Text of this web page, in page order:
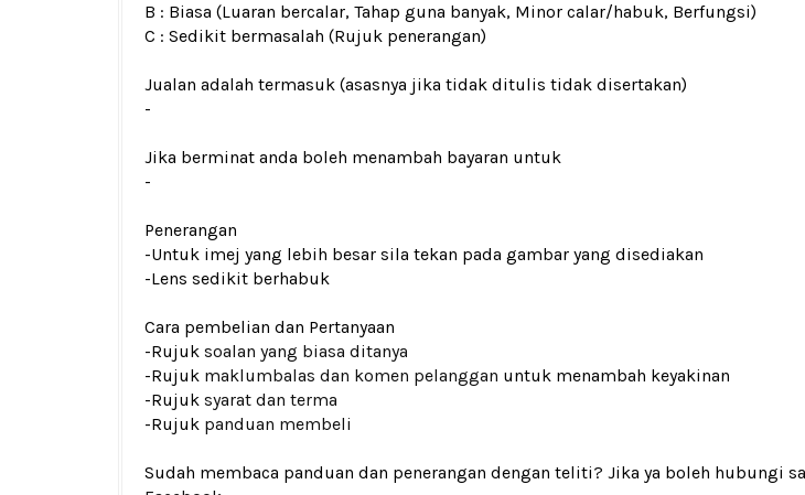
B : Biasa (Luaran bercalar, Tahap guna banyak, Minor calar/habuk, Berfungsi)
C : Sedikit bermasalah (Rujuk penerangan)
Jualan adalah termasuk (asasnya jika tidak ditulis tidak disertakan)
-
Jika berminat anda boleh menambah bayaran untuk
-
Penerangan
-Untuk imej yang lebih besar sila tekan pada gambar yang disediakan
-Lens sedikit berhabuk
Cara pembelian dan Pertanyaan
-Rujuk soalan yang biasa ditanya
-Rujuk maklumbalas dan komen pelanggan untuk menambah keyakinan
-Rujuk syarat dan terma
-Rujuk panduan membeli
Sudah membaca panduan dan penerangan dengan teliti? Jika ya boleh hubungi